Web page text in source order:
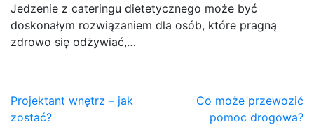
Jedzenie z cateringu dietetycznego może być
doskonałym rozwiązaniem dla osób, które pragną
zdrowo się odżywiać,…
Nawigacja
Projektant wnętrz – jak
zostać?
Co może przewozić
pomoc drogowa?